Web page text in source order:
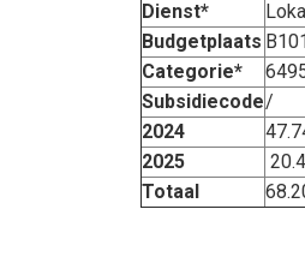
Dienst*
Budgetplaats
Categorie*
Subsidiecode/
2024
2025
Totaal